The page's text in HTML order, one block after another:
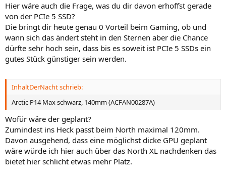
Hier wäre auch die Frage, was du dir davon erhoffst gerade
von der PCIe 5 SSD?
Die bringt dir heute genau 0 Vorteil beim Gaming, ob und
wann sich das ändert steht in den Sternen aber die Chance
dürfte sehr hoch sein, dass bis es soweit ist PCIe 5 SSDs ein
gutes Stück günstiger sein werden.
InhaltDerNacht schrieb:
Arctic P14 Max schwarz, 140mm (ACFAN00287A)
Wofür wäre der geplant?
Zumindest ins Heck passt beim North maximal 120mm.
Davon ausgehend, dass eine möglichst dicke GPU geplant
wäre würde ich hier auch über das North XL nachdenken das
bietet hier schlicht etwas mehr Platz.